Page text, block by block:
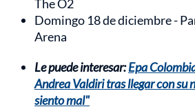
The O2
Domingo 18 de diciembre -
Arena
Le puede interesar:Epa
Andrea Valdiri tras llegar con su
siento mal"